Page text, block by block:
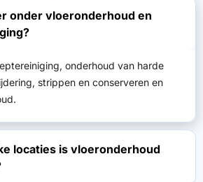
onder vloeronderhoud en
onderhoud van harde
strippen en conserveren en
locaties is vloeronderhoud